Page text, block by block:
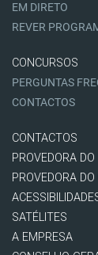
EM DIRETO
REVER
CONCURSOS
PERGUNTAS
CONTACTOS
CONTACTOS
PROVEDORA
PROVEDORA
SATÉLITES
A EMPRESA